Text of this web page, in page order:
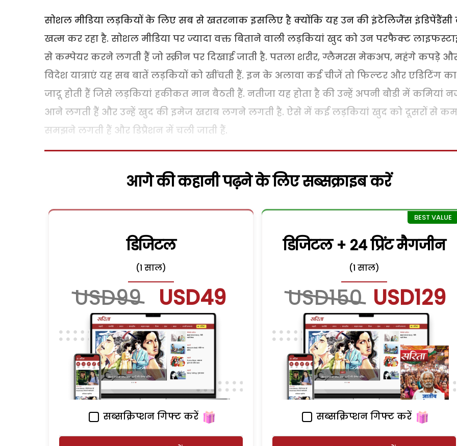
सोशल मीडिया लड़कियों के लिए सब से खतरनाक इसलिए है क्योंकि यह उन की इंटेलिजैंस इंडिपेंडैंसी
खत्म कर रहा है. सोशल मीडिया पर ज्यादा वक्त बिताने वाली लड़कियां खुद को उन परफैक्ट
से कम्पेयर करने लगती हैं जो स्क्रीन पर दिखाई जाती है. पतला शरीर, ग्लैमरस मेकअप, महंगे कपड़े
विदेश यात्राएं यह सब बातें लड़कियों को खींचती हैं. इन के अलावा कई चीजें तो फिल्टर और एडिटिंग का
जादू होती हैं जिसे लड़कियां हकीकत मान बैठती हैं. नतीजा यह होता है की उन्हें अपनी बौडी में कमियां
आने लगती हैं और उन्हें खुद की इमेज खराब लगने लगती है. ऐसे में कई लड़कियां खुद को दूसरों से
समझने लगती हैं और डिप्रैशन में चली जाती हैं.
आगे की कहानी पढ़ने के लिए सब्सक्राइब करें
डिजिटल
(1 साल)
USD99 USD49
सब्सक्रिप्शन गिफ्ट करें
डिजिटल + 24 प्रिंट मैगजीन
(1 साल)
USD150 USD129
सब्सक्रिप्शन गिफ्ट करें